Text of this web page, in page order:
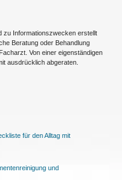
zu Informationszwecken erstellt
Beratung oder Behandlung
Von einer eigenständigen
ausdrücklich abgeraten.
für den Alltag mit
und